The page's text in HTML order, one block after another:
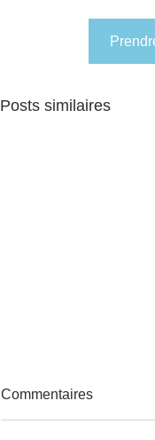
Posts similaires
Commentaires